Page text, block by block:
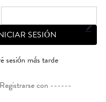
Ring Necklace
SESIÓN
sesión más tarde
con ------